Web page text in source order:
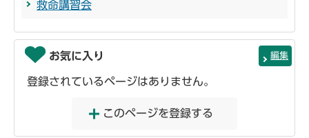
救命講習会
お気に入り 編集
登録されているページはありません。
このページを登録する